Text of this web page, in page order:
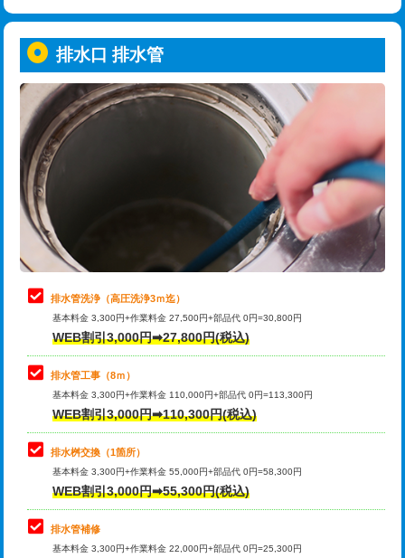
用（追加）/3ｍ超え)
給水管工事※（ライニング鋼管・銅
管・ポリ管・HT管使用/3ｍまで)
44,000円
給水管工事※（ライニング鋼管・銅
管・ポリ管・HT管使用/3ｍ超え)
+8,800円
排水管工事（土の掘削・埋め戻し作
業）
11,000円~
排水管工事（排水管工事/3ｍまで） 55,000円
排水管工事（追加 排水管工事/3ｍ超
え）
マス交換（土の掘削・埋め戻し作業）
マス交換（深さ50㎝未満）
マス交換（深さ50㎝以上）
コンクリート斫り（厚さ10㎝まで）
コンクリート斫り（厚さ10㎝超え）
モルタル補修（厚さ10㎝まで）
トーラー機使用/3mまで
追加トーラー機使用/3m超え +3,300円
カメラ調査 33,000円
桝清掃 8,800円
止水・漏水調査・防水処理・清掃・修
理・調整・分解・加工など（軽作業）
11,000円
止水・漏水調査・防水処理・清掃・修
理・調整・分解・加工など（中作業）
22,000円
止水・漏水調査・防水処理・清掃・修
理・調整・分解・加工など（重作業）
33,000円
その他部品の脱着
交換・取付（タンク）
交換・取付(単水栓（壁付・デッキ
式）)
交換・取付(混合水栓（壁付・デッキ
式・ワンホール）)
16,500円+材料費
排水口 排水管
排水管洗浄（高圧洗浄3ｍ迄）
基本料金 3,300円+作業料金 27,500円+部品代 0円=30,800円
WEB割引3,000円➡27,800円(税込)
排水管工事（8ｍ）
基本料金 3,300円+作業料金 110,000円+部品代 0円=113,300円
WEB割引3,000円➡110,300円(税込)
排水桝交換（1箇所）
基本料金 3,300円+作業料金 55,000円+部品代 0円=58,300円
WEB割引3,000円➡55,300円(税込)
排水管補修
基本料金 3,300円+作業料金 22,000円+部品代 0円=25,300円